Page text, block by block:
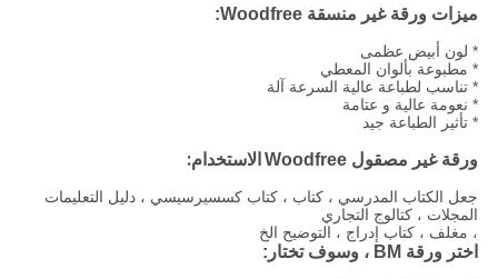
ميزات ورقة غير منسقة Woodfree:
* لون أبيض عظمى
* مطبوعة بألوان المعطي
* تناسب لطباعة عالية السرعة آلة
* نعومة عالية و عتامة
* تأثير الطباعة جيد
ورقة غير مصقول Woodfree الاستخدام:
جعل الكتاب المدرسي ، كتاب ، كتاب كسسيرسيسي ، دليل التعليمات
المجلات ، كتالوج التجاري
، مغلف ، كتاب إدراج ، التوضيح الخ
اختر ورقة BM ، وسوف تختار: